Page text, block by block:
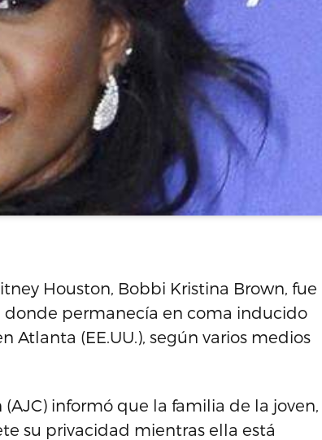
Houston, Bobbi Kristina Brown, fue
permanecía en coma inducido
Atlanta (EE.UU.), según varios medios
informó que la familia de la
su privacidad mientras ella está